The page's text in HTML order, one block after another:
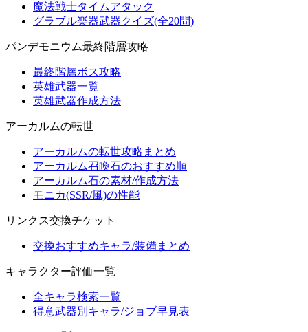
魔法戦士タイムアタック
グラブル楽器武器クイズ(全20問)
パンデモニウム最終階層攻略
最終階層ボス攻略
英雄武器一覧
英雄武器作成方法
アーカルムの転世
アーカルムの転世攻略まとめ
アーカルム召喚石のおすすめ順
アーカルム石の素材/作成方法
モニカ(SSR/風)の性能
リンクス交換チケット
交換おすすめキャラ/装備まとめ
キャラクター評価一覧
全キャラ検索一覧
得意武器別キャラ/ジョブ早見表